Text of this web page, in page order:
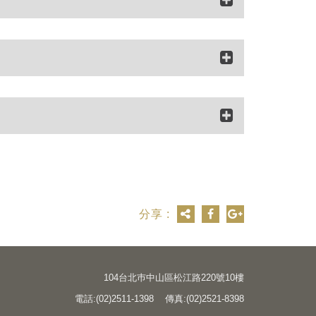
分享 :
104台北巿中山區松江路220號10樓
電話:(02)2511-1398 傳真:(02)2521-8398